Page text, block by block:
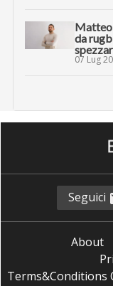
Matteo
da
07 Lug
Seguici
About
Terms&Conditions